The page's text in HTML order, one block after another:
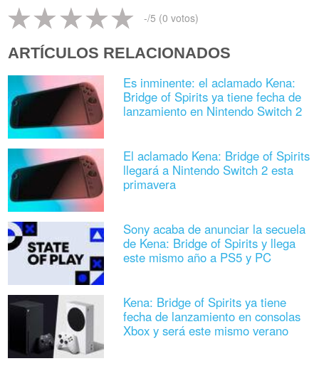
-/5 (0 votos)
ARTÍCULOS RELACIONADOS
Es inminente: el aclamado Kena:
Bridge of Spirits ya tiene fecha de
lanzamiento en Nintendo Switch 2
El aclamado Kena: Bridge of Spirits
llegará a Nintendo Switch 2 esta
primavera
Sony acaba de anunciar la secuela
de Kena: Bridge of Spirits y llega
este mismo año a PS5 y PC
Kena: Bridge of Spirits ya tiene
fecha de lanzamiento en consolas
Xbox y será este mismo verano